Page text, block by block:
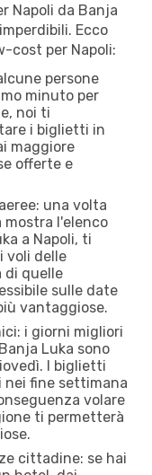
Napoli da Banja
Ecco
cost per Napoli:
persone
minuto per
noi ti
i biglietti in
maggiore
offerte e
una volta
mostra l'elenco
a Napoli, ti
voli delle
di quelle
sulle date
vantaggiose.
i giorni migliori
Luka sono
I biglietti
nei fine settimana
volare
ti permetterà
cittadine: se hai